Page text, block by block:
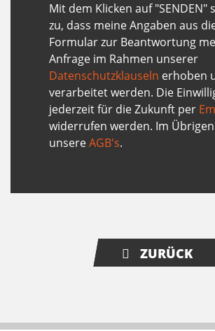
Mit dem Klicken auf "SENDEN"
zu, dass meine Angaben aus
Formular zur Beantwortung
Anfrage im Rahmen unserer
Datenschutzklauseln erhoben
verarbeitet werden. Die
jederzeit für die Zukunft per
widerrufen werden. Im
unsereAGB's.
ZURÜCK